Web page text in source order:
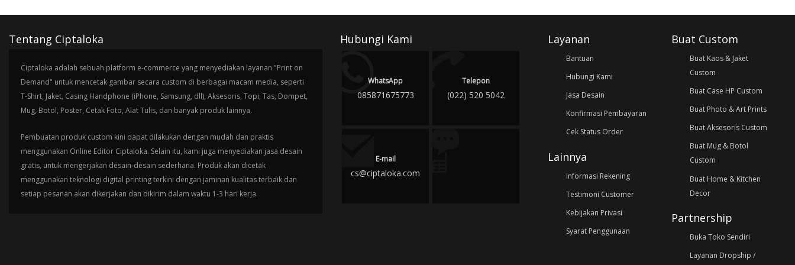
Tentang Ciptaloka
Ciptaloka adalah sebuah platform e-commerce yang menyediakan layanan "Print on
Demand" untuk mencetak gambar secara custom di berbagai macam media, seperti
T-Shirt, Jaket, Casing Handphone (iPhone, Samsung, dll), Aksesoris, Topi, Tas, Dompet,
Mug, Botol, Poster, Cetak Foto, Alat Tulis, dan banyak produk lainnya.
Pembuatan produk custom kini dapat dilakukan dengan mudah dan praktis
menggunakan Online Editor Ciptaloka. Selain itu, kami juga menyediakan jasa desain
gratis, untuk mengerjakan desain-desain sederhana. Produk akan dicetak
menggunakan teknologi digital printing terkini dengan jaminan kualitas terbaik dan
setiap pesanan akan dikerjakan dan dikirim dalam waktu 1-3 hari kerja.
Hubungi Kami
WhatsApp
085871675773
Telepon
(022) 520 5042
E-mail
cs@ciptaloka.com
Layanan
Bantuan
Hubungi Kami
Jasa Desain
Konfirmasi Pembayaran
Cek Status Order
Lainnya
Informasi Rekening
Testimoni Customer
Kebijakan Privasi
Syarat Penggunaan
Buat Custom
Buat Kaos & Jaket
Custom
Buat Case HP Custom
Buat Photo & Art Prints
Buat Aksesoris Custom
Buat Mug & Botol
Custom
Buat Home & Kitchen
Decor
Partnership
Buka Toko Sendiri
Layanan Dropship /